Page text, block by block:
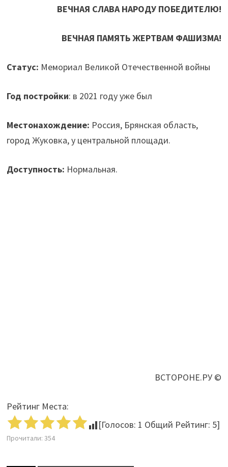
ВЕЧНАЯ СЛАВА НАРОДУ ПОБЕДИТЕЛЮ!
ВЕЧНАЯ ПАМЯТЬ ЖЕРТВАМ ФАШИЗМА!
Статус: Мемориал Великой Отечественной войны
Год постройки: в 2021 году уже был
Местонахождение: Россия, Брянская область,
город Жуковка, у центральной площади.
Доступность: Нормальная.
ВСТОРОНЕ.РУ ©
Рейтинг Места:
[Голосов: 1 Общий Рейтинг: 5]
Прочитали: 354